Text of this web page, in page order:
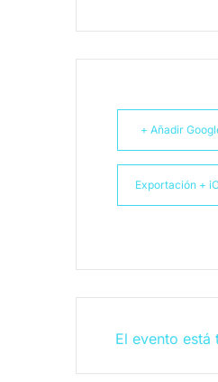
+ Añadir
Exportación +
El evento está